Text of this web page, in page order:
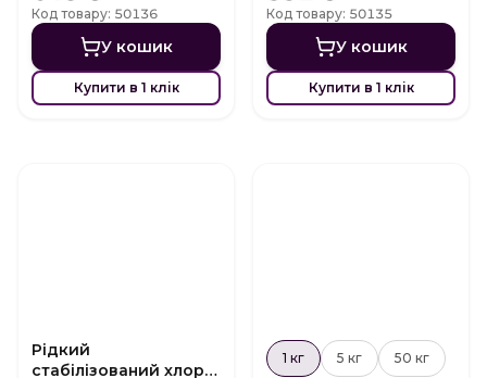
Код товару: 50136
У кошик
Купити в 1 клік
Код товару: 50135
У кошик
Купити в 1 клік
Рідкий
стабілізований хлор
1 кг 5 кг 50 кг